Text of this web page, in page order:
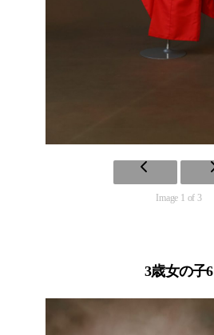
Image 1 of 3
3歳女の子6